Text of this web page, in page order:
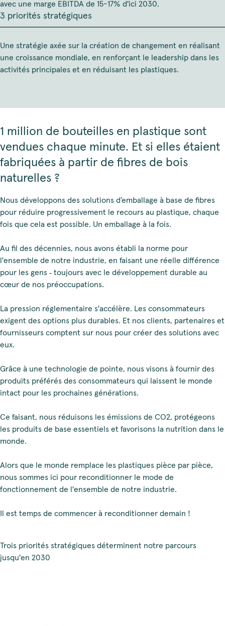
avec une marge EBITDA de 15-17% d'ici 2030.
3 priorités stratégiques
Une stratégie axée sur la création de changement en réalisant
une croissance mondiale, en renforçant le leadership dans les
activités principales et en réduisant les plastiques.
1 million de bouteilles en plastique sont
vendues chaque minute. Et si elles étaient
fabriquées à partir de fibres de bois
naturelles ?
Nous développons des solutions d’emballage à base de fibres
pour réduire progressivement le recours au plastique, chaque
fois que cela est possible. Un emballage à la fois.
Au fil des décennies, nous avons établi la norme pour
l'ensemble de notre industrie, en faisant une réelle différence
pour les gens ‑ toujours avec le développement durable au
cœur de nos préoccupations.
La pression réglementaire s'accélère. Les consommateurs
exigent des options plus durables. Et nos clients, partenaires et
fournisseurs comptent sur nous pour créer des solutions avec
eux.
Grâce à une technologie de pointe, nous visons à fournir des
produits préférés des consommateurs qui laissent le monde
intact pour les prochaines générations.
Ce faisant, nous réduisons les émissions de CO2, protégeons
les produits de base essentiels et favorisons la nutrition dans le
monde.
Alors que le monde remplace les plastiques pièce par pièce,
nous sommes ici pour reconditionner le mode de
fonctionnement de l'ensemble de notre industrie.
Il est temps de commencer à reconditionner demain !
Trois priorités stratégiques déterminent notre parcours
jusqu'en 2030